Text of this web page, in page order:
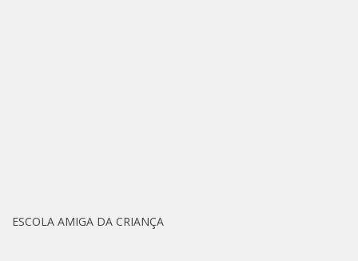
ESCOLA AMIGA DA CRIANÇA